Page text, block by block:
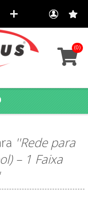
(0)
Rede para
– 1 Faixa